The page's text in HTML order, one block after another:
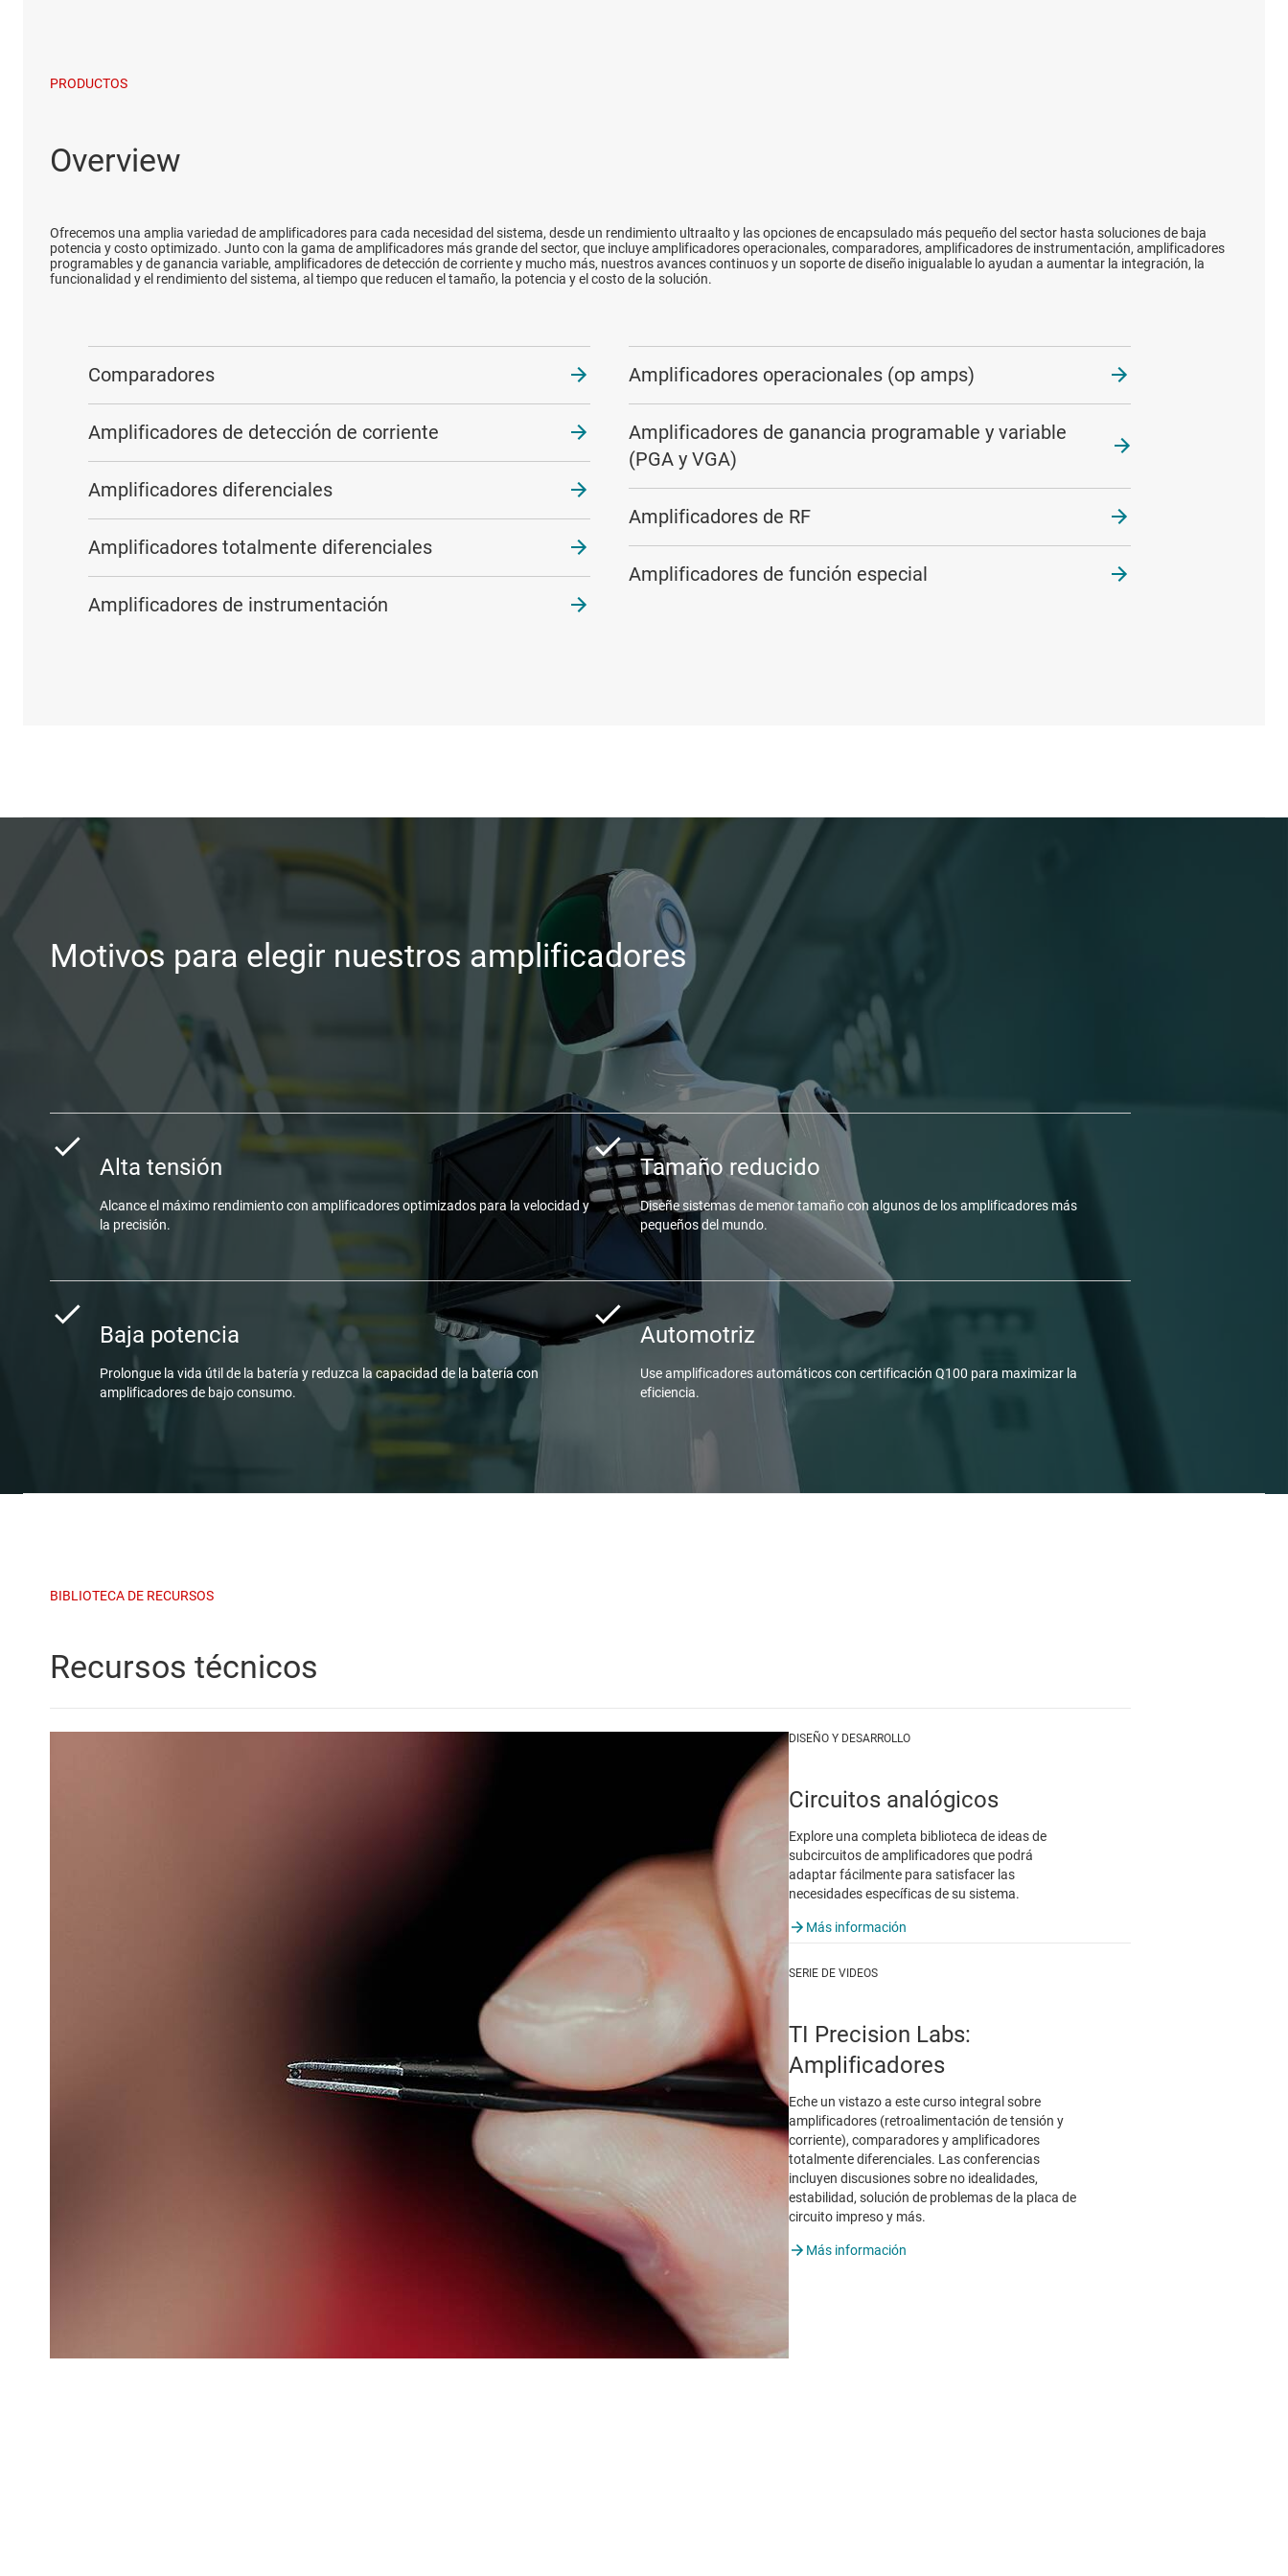
PRODUCTOS
Overview
Ofrecemos una amplia variedad de amplificadores para cada necesidad del sistema, desde un rendimiento ultraalto y las opciones de encapsulado más pequeño del sector hasta soluciones de baja
potencia y costo optimizado. Junto con la gama de amplificadores más grande del sector, que incluye amplificadores operacionales, comparadores, amplificadores de instrumentación, amplificadores
programables y de ganancia variable, amplificadores de detección de corriente y mucho más, nuestros avances continuos y un soporte de diseño inigualable lo ayudan a aumentar la integración, la
funcionalidad y el rendimiento del sistema, al tiempo que reducen el tamaño, la potencia y el costo de la solución.
Comparadores
Amplificadores de detección de corriente
Amplificadores diferenciales
Amplificadores totalmente diferenciales
Amplificadores de instrumentación
Amplificadores operacionales (op amps)
Amplificadores de ganancia programable y variable
(PGA y VGA)
Amplificadores de RF
Amplificadores de función especial
Motivos para elegir nuestros amplificadores
Alta tensión
Alcance el máximo rendimiento con amplificadores optimizados para la velocidad y
la precisión.
Tamaño reducido
Diseñe sistemas de menor tamaño con algunos de los amplificadores más
pequeños del mundo.
Baja potencia
Prolongue la vida útil de la batería y reduzca la capacidad de la batería con
amplificadores de bajo consumo.
Automotriz
Use amplificadores automáticos con certificación Q100 para maximizar la
eficiencia.
BIBLIOTECA DE RECURSOS
Recursos técnicos
DISEÑO Y DESARROLLO
Circuitos analógicos
Explore una completa biblioteca de ideas de
subcircuitos de amplificadores que podrá
adaptar fácilmente para satisfacer las
necesidades específicas de su sistema.
Más información
SERIE DE VIDEOS
TI Precision Labs:
Amplificadores
Eche un vistazo a este curso integral sobre
amplificadores (retroalimentación de tensión y
corriente), comparadores y amplificadores
totalmente diferenciales. Las conferencias
incluyen discusiones sobre no idealidades,
estabilidad, solución de problemas de la placa de
circuito impreso y más.
Más información